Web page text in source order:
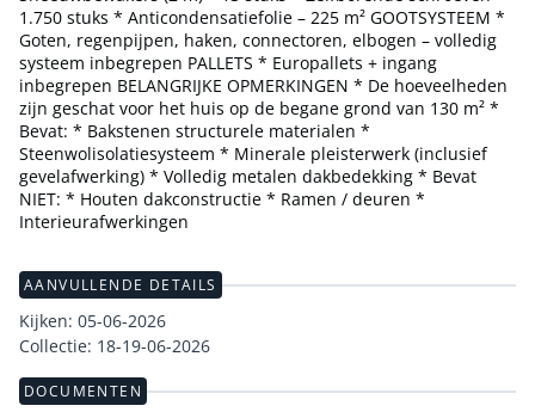
1.750 stuks * Anticondensatiefolie – 225 m² GOOTSYSTEEM *
Goten, regenpijpen, haken, connectoren, elbogen – volledig
systeem inbegrepen PALLETS * Europallets + ingang
inbegrepen BELANGRIJKE OPMERKINGEN * De hoeveelheden
zijn geschat voor het huis op de begane grond van 130 m² *
Bevat: * Bakstenen structurele materialen *
Steenwolisolatiesysteem * Minerale pleisterwerk (inclusief
gevelafwerking) * Volledig metalen dakbedekking * Bevat
NIET: * Houten dakconstructie * Ramen / deuren *
Interieurafwerkingen
AANVULLENDE DETAILS
Kijken: 05-06-2026
Collectie: 18-19-06-2026
DOCUMENTEN